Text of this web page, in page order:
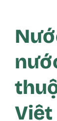
Việt